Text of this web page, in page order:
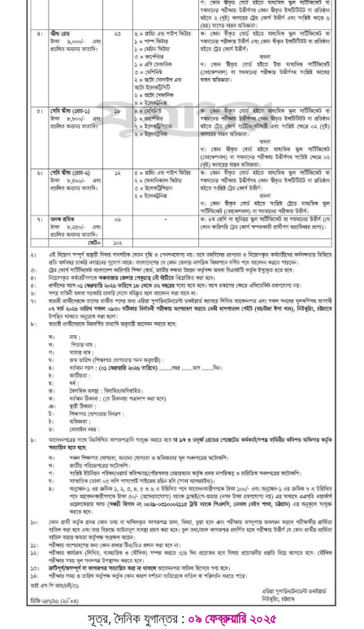
সূত্র, দৈনিক যুগান্তর : ০৯ ফেব্রুয়ারি ২০২৫